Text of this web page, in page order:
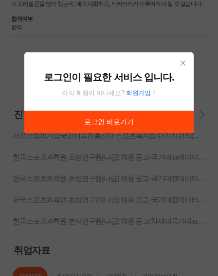
이 꼬리질문을 많이 했는데, 계속 대화하듯, 티키타카가 이루어져야 할 것 같습니다.
합격여부
합격
진행중인 채용정보
서울올림픽기념국민체육진흥공단 스포츠복지팀 단기지원직(온라인상담) 채용공고
한국스포츠과학원 초빙연구원(나급) 채용 공고-국가대표데이터시스템 고도화: 장애인 국가대표 스포츠과학지원 기능 구축 및 통합운영 기반 마련
한국스포츠과학원 초빙연구원(나급) 채용 공고-국가대표데이터시스템 고도화: 장애인 국가대표 스포츠과학지원 기능 구축 및 통합운영 기반 마련
한국스포츠과학원 초빙연구원(나급) 채용 공고-국가대표데이터시스템 고도화: 장애인 국가대표 스포츠과학지원 기능 구축 및 통합운영 기반 마련
한국스포츠과학원 분석연구원(나급) 채용 공고(차세대국가대표스포츠과학지원)
취업자료
로그인이 필요한 서비스 입니다.
아직 회원이 아니세요? 회원가입
로그인 바로가기